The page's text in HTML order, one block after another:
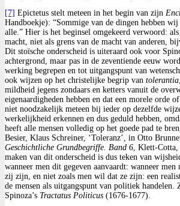
[7] Epictetus stelt meteen in het begin van zijn
Handboekje): “Sommige van de dingen hebben
alle.” Hier is het beginsel omgekeerd verwoord: als
macht, niet als grens van de macht van anderen,
Dit stoïsche onderscheid is uiteraard ook voor
achtergrond, maar pas in de zeventiende eeuw
werking begrepen en tot uitgangspunt van
ook wijzen op het christelijke begrip van tolerantia
mildheid jegens zondaars en ketters vanuit de
eigenaardigheden hebben en dat een morele orde
niet noodzakelijk meteen bij ieder op dezelfde
werkelijkheid erkennen en dus geduld hebben,
heeft alle mensen volledig op het goede pad te
Besier, Klaus Schreiner, ‘Toleranz’, in Otto
Geschichtliche Grundbegriffe. Band 6 , Klett-
maken van dit onderscheid is dus teken van
wanneer men dit gegeven aanvaardt: wanneer men
zij zijn, en niet zoals men wil dat ze zijn: een
de mensen als uitgangspunt van politiek handelen.
Spinoza’s Tractatus Politicus (1676-1677).